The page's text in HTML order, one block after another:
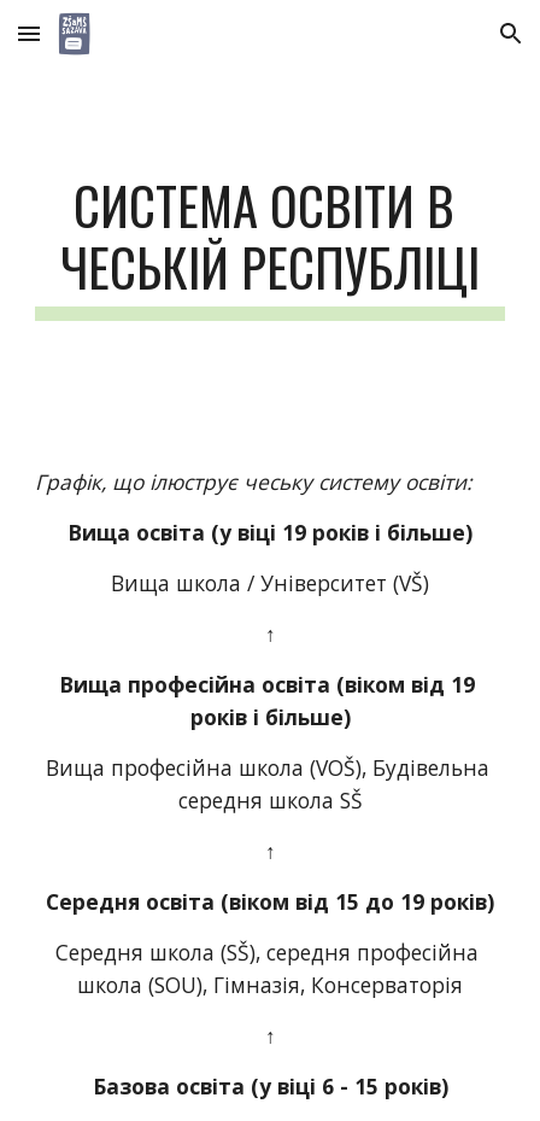
Skip to main content Skip to navigation
СИСТЕМА ОСВІТИ В
ЧЕСЬКІЙ РЕСПУБЛІЦІ
Графік, що ілюструє чеську систему освіти:
Вища освіта (у віці 19 років і більше)
Вища школа / Університет (VŠ)
↑
Вища професійна освіта (віком від 19
років і більше)
Вища професійна школа (VOŠ), Будівельна
середня школа SŠ
↑
Середня освіта (віком від 15 до 19 років)
Середня школа (SŠ), середня професійна
школа (SOU), Гімназія, Консерваторія
↑
Базова освіта (у віці 6 - 15 років)